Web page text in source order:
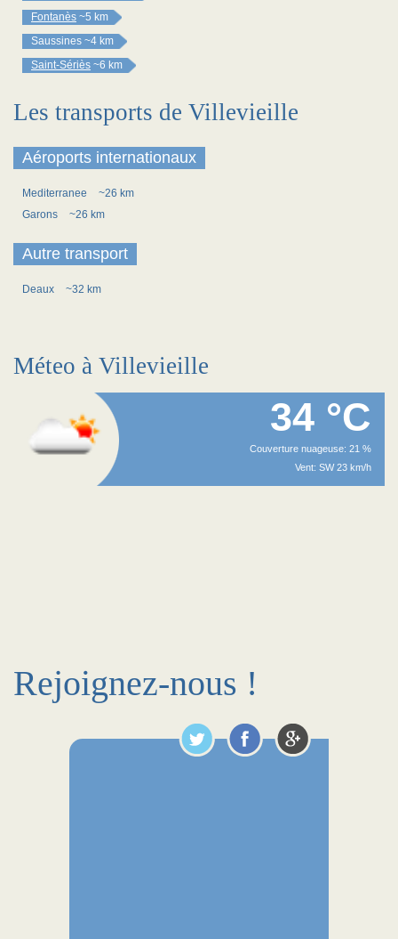
Fontanès ~5 km
Saussines ~4 km
Saint-Sériès ~6 km
Les transports de Villevieille
Aéroports internationaux
Mediterranee
~26 km
Garons
~26 km
Autre transport
Deaux ~32 km
Méteo à Villevieille
34 °C
Couverture nuageuse: 21 %
Vent: SW 23 km/h
Rejoignez-nous !